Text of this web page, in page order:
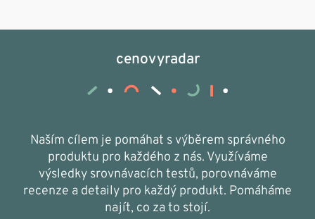
cenovyradar
Naším cílem je pomáhat s výběrem správného
produktu pro každého z nás. Využíváme
výsledky srovnávacích testů, porovnáváme
recenze a detaily pro každý produkt. Pomáháme
najít, co za to stojí.